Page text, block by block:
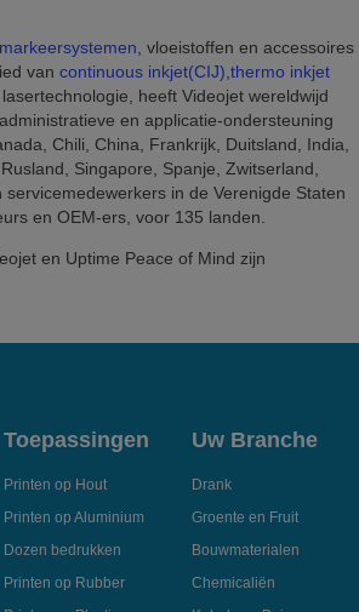
, vloeistoffen en accessoires
van continuous inkjet(CIJ),thermo inkjet
heeft Videojet wereldwijd
en applicatie-ondersteuning
Chili, China, Frankrijk, Duitsland, India,
Singapore, Spanje, Zwitserland,
in de Verenigde Staten
en OEM-ers, voor 135 landen.
en Uptime Peace of Mind zijn
Toepassingen
Printen op Hout
Printen op Aluminium
Dozen bedrukken
Printen op Rubber
Uw Branche
Drank
Groente en Fruit
Bouwmaterialen
Chemicaliën